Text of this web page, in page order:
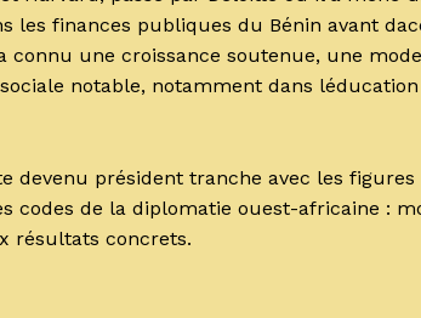
les finances publiques du Bénin avant
connu une croissance soutenue, une
notable, notamment dans
devenu président tranche avec les
codes de la diplomatie ouest-africaine :
résultats concrets.